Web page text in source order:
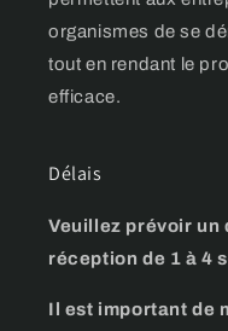
organismes de se
tout en rendant le
efficace.
Délais
Veuillez prévoir un
réception de 1 à 4
Il est important de